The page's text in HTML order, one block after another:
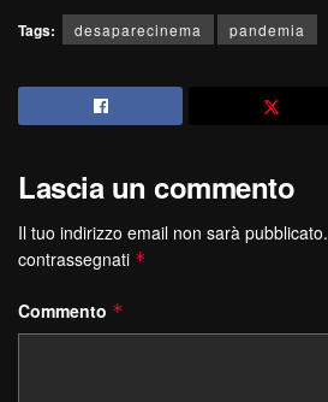
Tags: desaparecinema pandemia
Lascia un commento
Il tuo indirizzo email non sarà pubblicato.
contrassegnati *
Commento *